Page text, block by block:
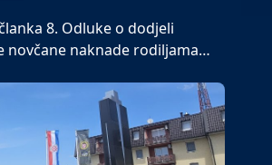
8. Odluke o dodjeli
novčane naknade rodiljama…